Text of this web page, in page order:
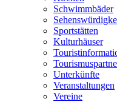
Schwimmbäder
Sportstätten
Kulturhäuser
Unterkünfte
Veranstaltungen
Vereine